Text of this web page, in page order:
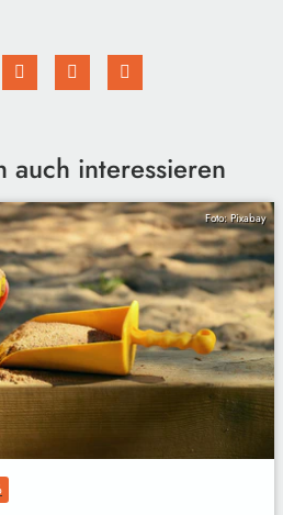
auch interessieren
Foto: Pixabay